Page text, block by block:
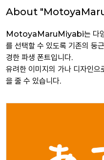
About
MotoyaMaruMiyabi는 다양
를 선택할 수 있도록 기존의 둥
경한 파생 폰트입니다.
유려한 이미지의 가나 디자인으
을 줄 수 있습니다.